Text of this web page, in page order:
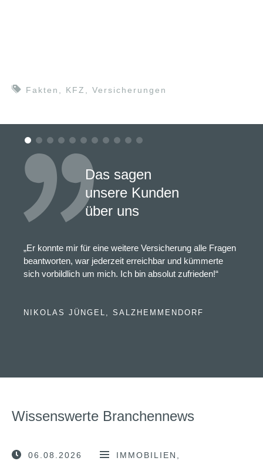
Fakten KFZ Versicherungen
Das sagen
unsere Kunden
über uns
„Er konnte mir für eine weitere Versicherung alle Fragen
beantworten, war jederzeit erreichbar und kümmerte
sich vorbildlich um mich. Ich bin absolut zufrieden!“
NIKOLAS JÜNGEL, SALZHEMMENDORF
Wissenswerte Branchennews
06.08.2026 IMMOBILIEN